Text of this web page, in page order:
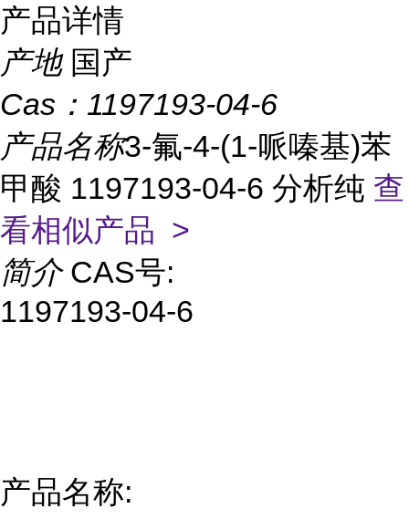
产品详情
产地 国产
Cas： 1197193-04-6
产品名称3-氟-4-(1-哌嗪基)苯
甲酸 1197193-04-6 分析纯 查
看相似产品 >
简介 CAS号:
1197193-04-6
产品名称: